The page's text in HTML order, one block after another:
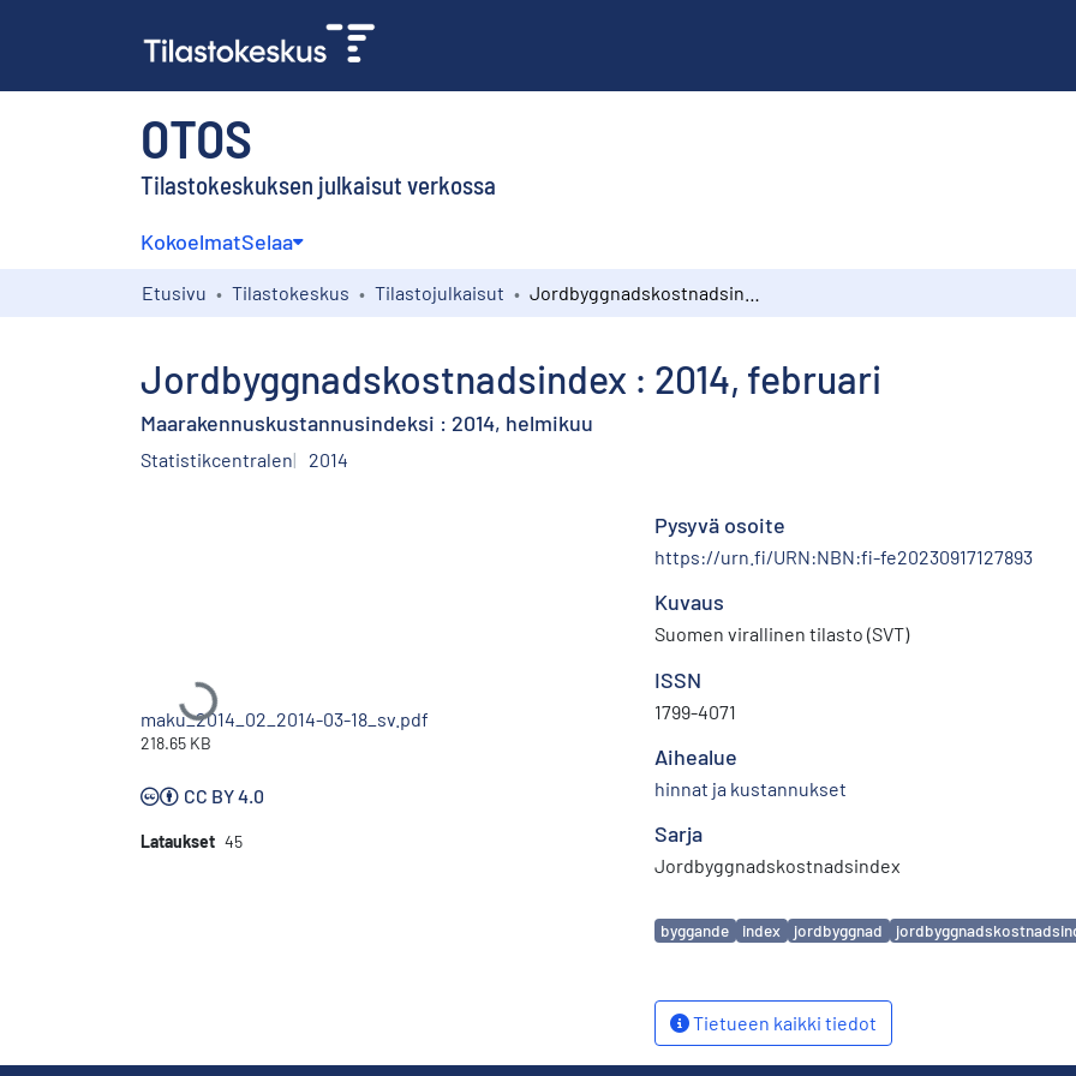
OTOS
Tilastokeskuksen julkaisut verkossa
KokoelmatSelaa
Etusivu Tilastokeskus Tilastojulkaisut
Jordbyggnadskostnadsindex : 2014, februari
Maarakennuskustannusindeksi : 2014, helmikuu
Statistikcentralen 2014
Ladataan...
maku_2014_02_2014-03-18_sv.pdf
218.65 KB
CC BY 4.0
Lataukset 45
Pysyvä osoite
https://urn.fi/URN:NBN:fi-fe20230917127893
Kuvaus
Suomen virallinen tilasto (SVT)
ISSN
1799-4071
Aihealue
hinnat ja kustannukset
Sarja
Jordbyggnadskostnadsindex
Avainsanat
byggande index jordbyggnad
Tietueen kaikki tiedot